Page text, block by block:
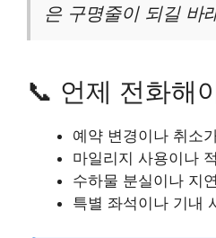
은 구명줄이 되길 바
📞 언제 전화해
예약 변경이나 취소
마일리지 사용이나
수하물 분실이나 지
특별 좌석이나 기내